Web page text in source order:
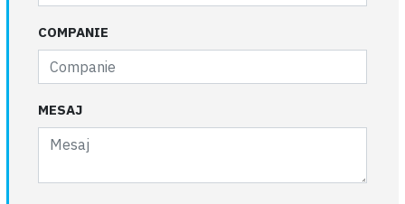
COMPANIE
MESAJ